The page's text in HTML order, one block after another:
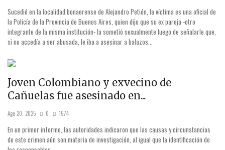
Sucedió en la localidad bonaerense de Alejandro Petión, la víctima es una oficial de
la Policía de la Provincia de Buenos Aires, quien dijo que su ex pareja -otro
integrante de la misma institución- la sometió sexualmente luego de señalarle que,
si no accedía a ser abusada, le iba a asesinar a balazos...
Joven Colombiano y exvecino de
Cañuelas fue asesinado en...
Ago 20, 2025 0 1574
En un primer informe, las autoridades indicaron que las causas y circunstancias
de este crimen aún son materia de investigación, al igual que la identificación de